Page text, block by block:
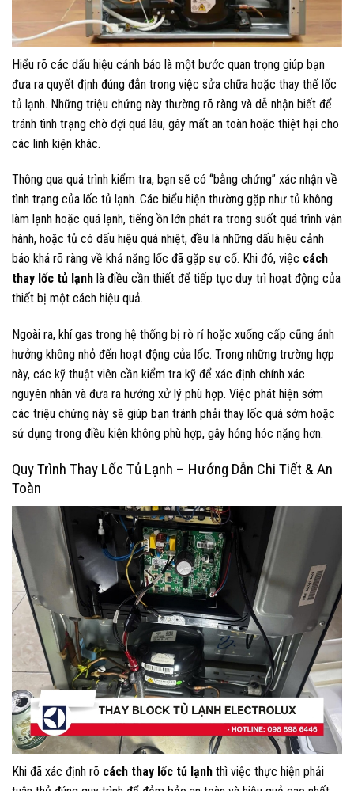
Hiểu rõ các dấu hiệu cảnh báo là một bước quan trọng giúp bạn
đưa ra quyết định đúng đắn trong việc sửa chữa hoặc thay thế lốc
tủ lạnh. Những triệu chứng này thường rõ ràng và dễ nhận biết để
tránh tình trạng chờ đợi quá lâu, gây mất an toàn hoặc thiệt hại cho
các linh kiện khác.
Thông qua quá trình kiểm tra, bạn sẽ có “bằng chứng” xác nhận về
tình trạng của lốc tủ lạnh. Các biểu hiện thường gặp như tủ không
làm lạnh hoặc quá lạnh, tiếng ồn lớn phát ra trong suốt quá trình vận
hành, hoặc tủ có dấu hiệu quá nhiệt, đều là những dấu hiệu cảnh
báo khá rõ ràng về khả năng lốc đã gặp sự cố. Khi đó, việc cách
thay lốc tủ lạnh là điều cần thiết để tiếp tục duy trì hoạt động của
thiết bị một cách hiệu quả.
Ngoài ra, khí gas trong hệ thống bị rò rỉ hoặc xuống cấp cũng ảnh
hưởng không nhỏ đến hoạt động của lốc. Trong những trường hợp
này, các kỹ thuật viên cần kiểm tra kỹ để xác định chính xác
nguyên nhân và đưa ra hướng xử lý phù hợp. Việc phát hiện sớm
các triệu chứng này sẽ giúp bạn tránh phải thay lốc quá sớm hoặc
sử dụng trong điều kiện không phù hợp, gây hỏng hóc nặng hơn.
Quy Trình Thay Lốc Tủ Lạnh – Hướng Dẫn Chi Tiết & An
Toàn
Khi đã xác định rõ cách thay lốc tủ lạnh thì việc thực hiện phải